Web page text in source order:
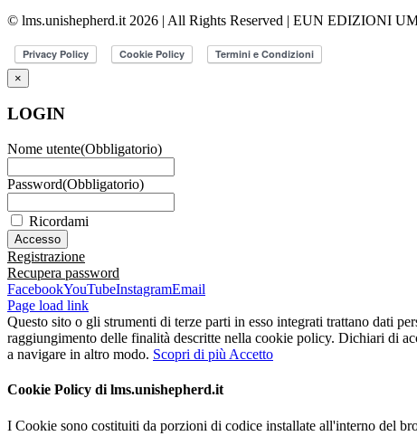
© lms.unishepherd.it 2026 | All Rights Reserved | EUN EDIZIONI
×
LOGIN
Nome utente(Obbligatorio)
Password(Obbligatorio)
Ricordami
Registrazione
Recupera password
FacebookYouTubeInstagramEmail
Page load link
Questo sito o gli strumenti di terze parti in esso integrati trattano dati
raggiungimento delle finalità descritte nella cookie policy. Dichiari di
a navigare in altro modo. Scopri di più Accetto
Cookie Policy di lms.unishepherd.it
I Cookie sono costituiti da porzioni di codice installate all'interno del